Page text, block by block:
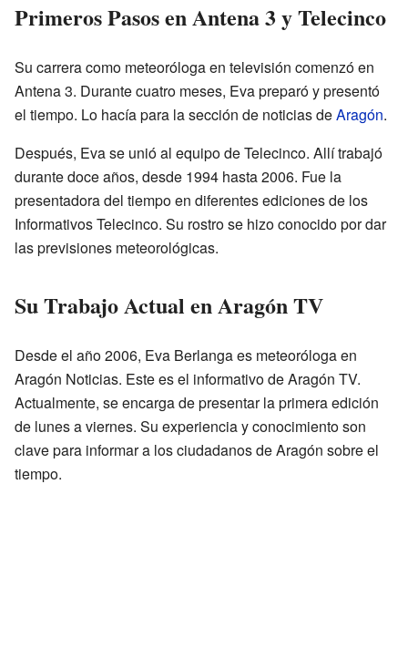
Primeros Pasos en Antena 3 y Telecinco
Su carrera como meteoróloga en televisión comenzó en
Antena 3. Durante cuatro meses, Eva preparó y presentó
el tiempo. Lo hacía para la sección de noticias deAragón.
Después, Eva se unió al equipo de Telecinco. Allí trabajó
durante doce años, desde 1994 hasta 2006. Fue la
presentadora del tiempo en diferentes ediciones de los
Informativos Telecinco. Su rostro se hizo conocido por dar
las previsiones meteorológicas.
Su Trabajo Actual en Aragón TV
Desde el año 2006, Eva Berlanga es meteoróloga en
Aragón Noticias. Este es el informativo de Aragón TV.
Actualmente, se encarga de presentar la primera edición
de lunes a viernes. Su experiencia y conocimiento son
clave para informar a los ciudadanos de Aragón sobre el
tiempo.